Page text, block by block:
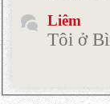
Liêm
Tôi ở
Chào